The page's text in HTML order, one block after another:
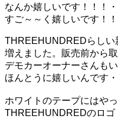
なんか嬉しいです！！！
すご～～く嬉しいです！！
THREEHUNDREDらしい
増えました。販売前から
デモカーオーナーさんもい
ほんとうに嬉しいんです・
ホワイトのテープにはや
THREEHUNDREDのロゴ